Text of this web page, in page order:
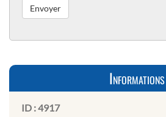
Informations
ID :4917